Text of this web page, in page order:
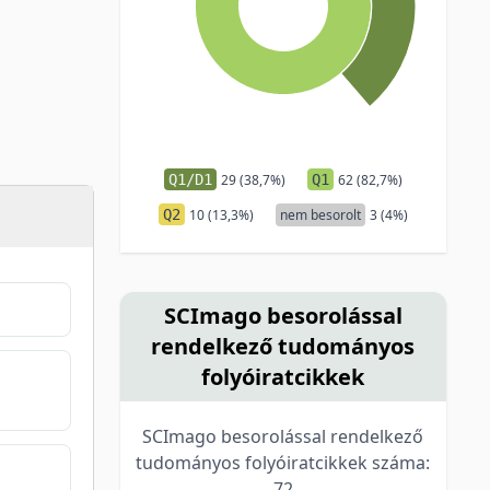
Q1/D1 29 (38,7%) Q1 62 (82,7%)
Q2 10 (13,3%) nem besorolt 3 (4%)
SCImago besorolással
rendelkező tudományos
folyóiratcikkek
SCImago besorolással rendelkező
tudományos folyóiratcikkek száma: